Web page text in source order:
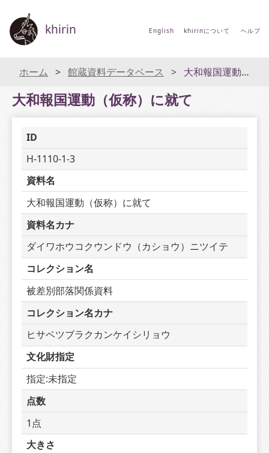
khirin English khirinについて ヘルプ
ホーム 館蔵資料データベース 大和報国運動（仮称）に就て
大和報国運動（仮称）に就て
ID
H-1110-1-3
資料名
大和報国運動（仮称）に就て
資料名カナ
ダイワホウコクウンドウ（カショウ）ニツイテ
コレクション名
被差別部落関係資料
コレクション名カナ
ヒサベツブラクカンケイシリョウ
文化財指定
指定:未指定
点数
1点
大きさ